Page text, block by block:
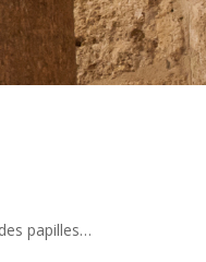
papilles…